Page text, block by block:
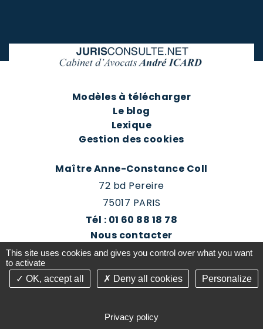
Modèles à télécharger
Le blog
Lexique
Gestion des cookies
Maître Anne-Constance Coll
72 bd Pereire
75017 PARIS
Tél : 01 60 88 18 78
Nous contacter
Prendre rendez-vous
This site uses cookies and gives you control over what you want
to activate
OK, accept all
Deny all cookies Personalize
Privacy policy